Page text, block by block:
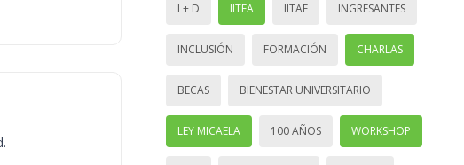
I + D IITEA IITAE INGRESANTES
INCLUSIÓN FORMACIÓN CHARLAS
BECAS BIENESTAR UNIVERSITARIO
LEY MICAELA 100 AÑOS WORKSHOP